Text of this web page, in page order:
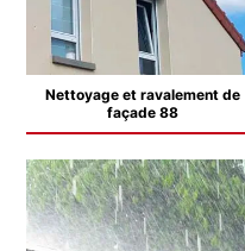
Nettoyage et ravalement de
façade 88